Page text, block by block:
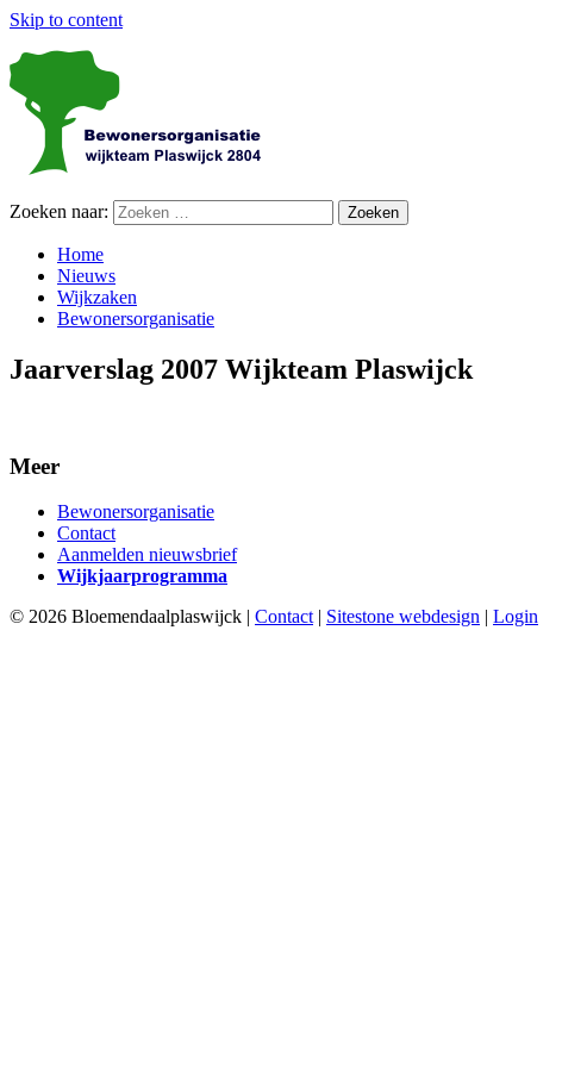
Skip to content
Zoeken naar:
Home
Nieuws
Wijkzaken
Bewonersorganisatie
Jaarverslag 2007 Wijkteam Plaswijck
Meer
Bewonersorganisatie
Contact
Aanmelden nieuwsbrief
Wijkjaarprogramma
© 2026 Bloemendaalplaswijck | Contact | Sitestone webdesign | Login